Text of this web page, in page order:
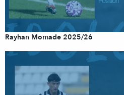
Rayhan Momade 2025/26